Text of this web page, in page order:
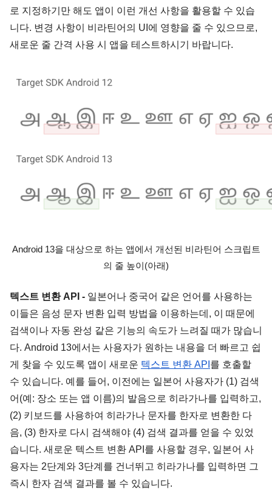
로 지정하기만 해도 앱이 이런 개선 사항을 활용할 수 있습
니다. 변경 사항이 비라틴어의 UI에 영향을 줄 수 있으므로,
새로운 줄 간격 사용 시 앱을 테스트하시기 바랍니다.
Android 13을 대상으로 하는 앱에서 개선된 비라틴어 스크립트
의 줄 높이(아래)
텍스트 변환 API - 일본어나 중국어 같은 언어를 사용하는
이들은 음성 문자 변환 입력 방법을 이용하는데, 이 때문에
검색이나 자동 완성 같은 기능의 속도가 느려질 때가 많습니
다. Android 13에서는 사용자가 원하는 내용을 더 빠르고 쉽
게 찾을 수 있도록 앱이 새로운 텍스트 변환 API 를 호출할
수 있습니다. 예를 들어, 이전에는 일본어 사용자가 (1) 검색
어(예: 장소 또는 앱 이름)의 발음으로 히라가나를 입력하고,
(2) 키보드를 사용하여 히라가나 문자를 한자로 변환한 다
음, (3) 한자로 다시 검색해야 (4) 검색 결과를 얻을 수 있었
습니다. 새로운 텍스트 변환 API를 사용할 경우, 일본어 사
용자는 2단계와 3단계를 건너뛰고 히라가나를 입력하면 그
즉시 한자 검색 결과를 볼 수 있습니다.